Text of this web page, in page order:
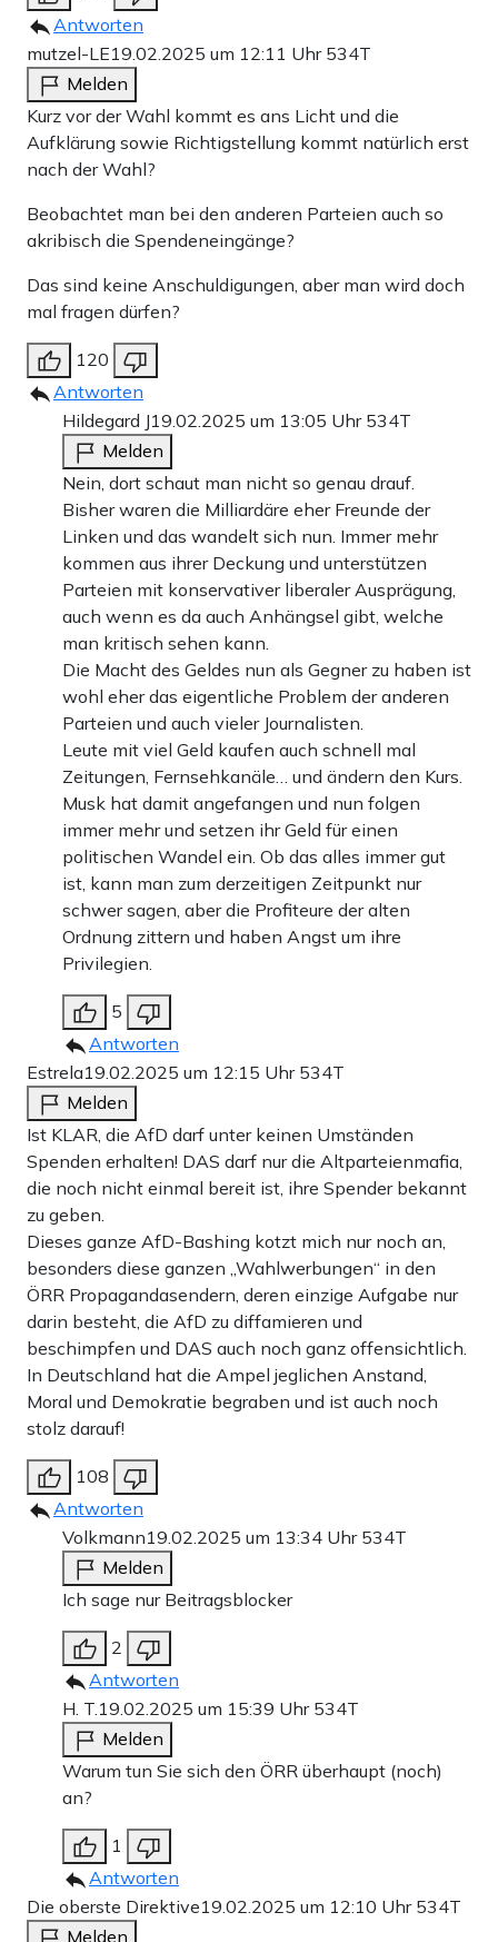
Antworten
mutzel-LE19.02.2025 um 12:11 Uhr 534T
Melden
Kurz vor der Wahl kommt es ans Licht und die
Aufklärung sowie Richtigstellung kommt natürlich erst
nach der Wahl?
Beobachtet man bei den anderen Parteien auch so
akribisch die Spendeneingänge?
Das sind keine Anschuldigungen, aber man wird doch
mal fragen dürfen?
120
Antworten
Hildegard J19.02.2025 um 13:05 Uhr 534T
Melden
Nein, dort schaut man nicht so genau drauf.
Bisher waren die Milliardäre eher Freunde der
Linken und das wandelt sich nun. Immer mehr
kommen aus ihrer Deckung und unterstützen
Parteien mit konservativer liberaler Ausprägung,
auch wenn es da auch Anhängsel gibt, welche
man kritisch sehen kann.
Die Macht des Geldes nun als Gegner zu haben ist
wohl eher das eigentliche Problem der anderen
Parteien und auch vieler Journalisten.
Leute mit viel Geld kaufen auch schnell mal
Zeitungen, Fernsehkanäle… und ändern den Kurs.
Musk hat damit angefangen und nun folgen
immer mehr und setzen ihr Geld für einen
politischen Wandel ein. Ob das alles immer gut
ist, kann man zum derzeitigen Zeitpunkt nur
schwer sagen, aber die Profiteure der alten
Ordnung zittern und haben Angst um ihre
Privilegien.
5
Antworten
Estrela19.02.2025 um 12:15 Uhr 534T
Melden
Ist KLAR, die AfD darf unter keinen Umständen
Spenden erhalten! DAS darf nur die Altparteienmafia,
die noch nicht einmal bereit ist, ihre Spender bekannt
zu geben.
Dieses ganze AfD-Bashing kotzt mich nur noch an,
besonders diese ganzen „Wahlwerbungen“ in den
ÖRR Propagandasendern, deren einzige Aufgabe nur
darin besteht, die AfD zu diffamieren und
beschimpfen und DAS auch noch ganz offensichtlich.
In Deutschland hat die Ampel jeglichen Anstand,
Moral und Demokratie begraben und ist auch noch
stolz darauf!
108
Antworten
Volkmann19.02.2025 um 13:34 Uhr 534T
Melden
Ich sage nur Beitragsblocker
2
Antworten
H. T.19.02.2025 um 15:39 Uhr 534T
Melden
Warum tun Sie sich den ÖRR überhaupt (noch)
an?
1
Antworten
Die oberste Direktive19.02.2025 um 12:10 Uhr 534T
Melden